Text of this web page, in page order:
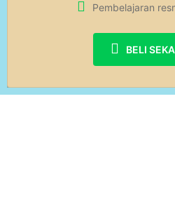
Pembelajaran
BELI